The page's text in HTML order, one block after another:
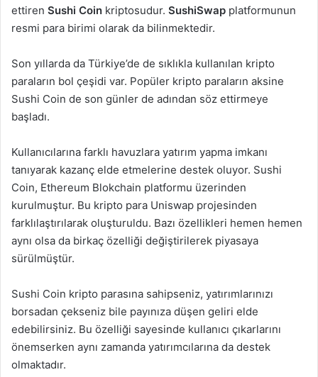
ettiren Sushi Coin kriptosudur. SushiSwap platformunun
resmi para birimi olarak da bilinmektedir.
Son yıllarda da Türkiye’de de sıklıkla kullanılan kripto
paraların bol çeşidi var. Popüler kripto paraların aksine
Sushi Coin de son günler de adından söz ettirmeye
başladı.
Kullanıcılarına farklı havuzlara yatırım yapma imkanı
tanıyarak kazanç elde etmelerine destek oluyor. Sushi
Coin, Ethereum Blokchain platformu üzerinden
kurulmuştur. Bu kripto para Uniswap projesinden
farklılaştırılarak oluşturuldu. Bazı özellikleri hemen hemen
aynı olsa da birkaç özelliği değiştirilerek piyasaya
sürülmüştür.
Sushi Coin kripto parasına sahipseniz, yatırımlarınızı
borsadan çekseniz bile payınıza düşen geliri elde
edebilirsiniz. Bu özelliği sayesinde kullanıcı çıkarlarını
önemserken aynı zamanda yatırımcılarına da destek
olmaktadır.